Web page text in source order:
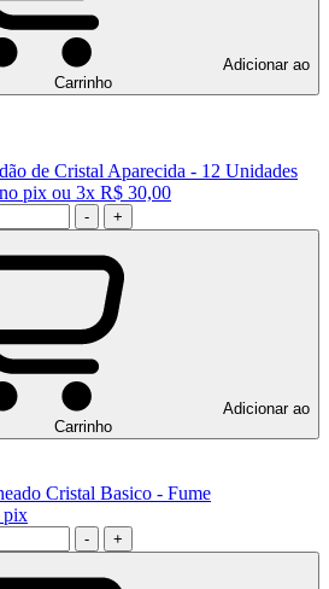
Carrinho
de Cristal Aparecida - 12 Unidades
no pix ou 3x R$ 30,00
- +
Carrinho
Cristal Basico - Fume
pix
- +